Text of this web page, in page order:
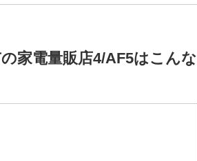
家電量販店4/AF5はこんな